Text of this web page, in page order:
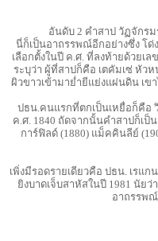
อันดับ 2 คําสาป วัฏจักร
นี่ก็เป็นอาถรรพณ์อีกอย่างซึ่ง โ
เลือกตั้งในปี ค.ศ. ที่ลงท้ายด้วยเ
ระบุว่า ผู้ที่สาปก็คือ เตคัมเซ่ หัว
ผิวขาวเข้ามายํ่ายีแย่งแผ่นดิน เข
ปธน.คนแรกที่ตกเป็นเหยื่อก็คือ
ค.ศ. 1840 ถัดจากนั้นคําสาปก็เป็
การ์ฟิลด์ (1880) แม็คคินลีย์
เพิ่งมีรอดรายเดียวคือ ปธน. เรแ
ยิงบาดเจ็บสาหัสในปี 1981 นัย
อาถรรพ